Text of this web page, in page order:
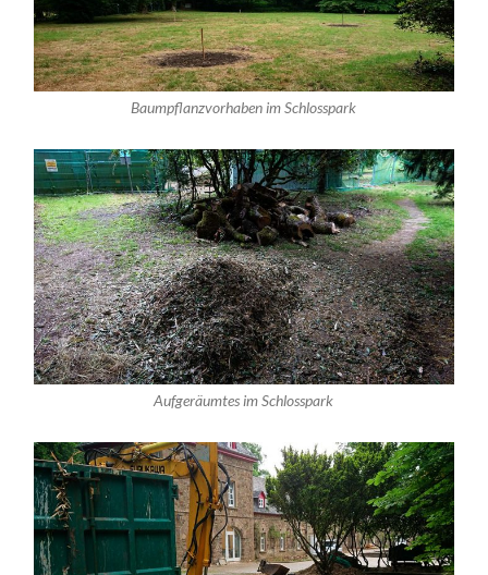
Baumpflanzvorhaben im Schlosspark
Aufgeräumtes im Schlosspark